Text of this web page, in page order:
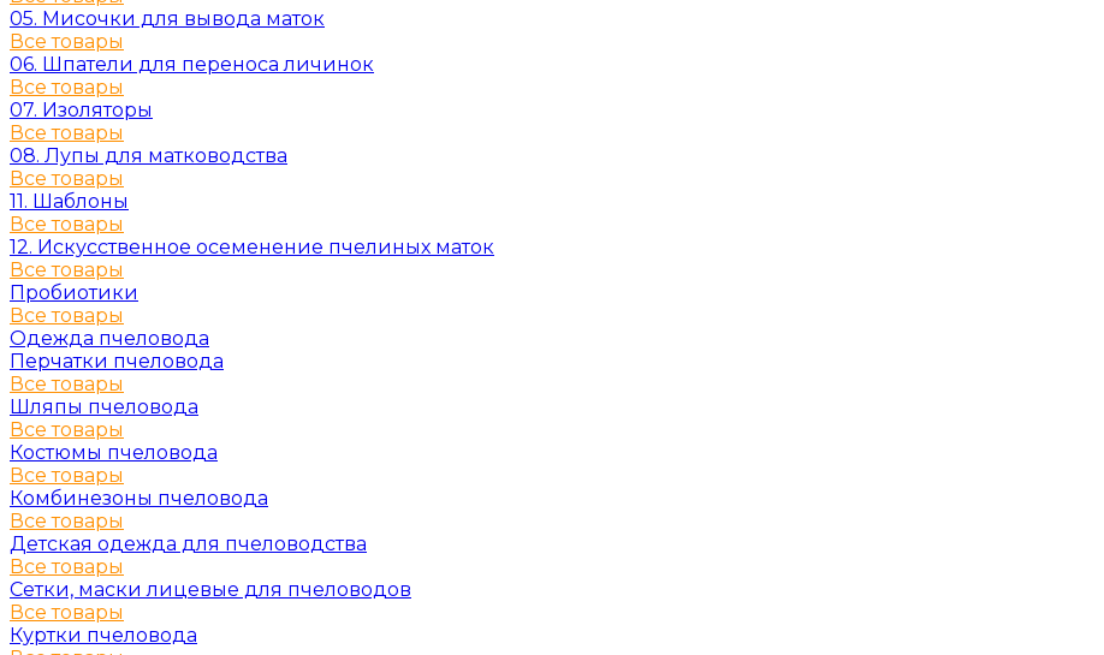
05. Мисочки для вывода маток
Все товары
06. Шпатели для переноса личинок
Все товары
07. Изоляторы
Все товары
08. Лупы для матководства
Все товары
11. Шаблоны
Все товары
12. Искусственное осеменение пчелиных маток
Все товары
Пробиотики
Все товары
Одежда пчеловода
Перчатки пчеловода
Все товары
Шляпы пчеловода
Все товары
Костюмы пчеловода
Все товары
Комбинезоны пчеловода
Все товары
Детская одежда для пчеловодства
Все товары
Сетки, маски лицевые для пчеловодов
Все товары
Куртки пчеловода